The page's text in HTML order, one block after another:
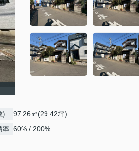
) 97.26㎡(29.42坪)
率 60% / 200%